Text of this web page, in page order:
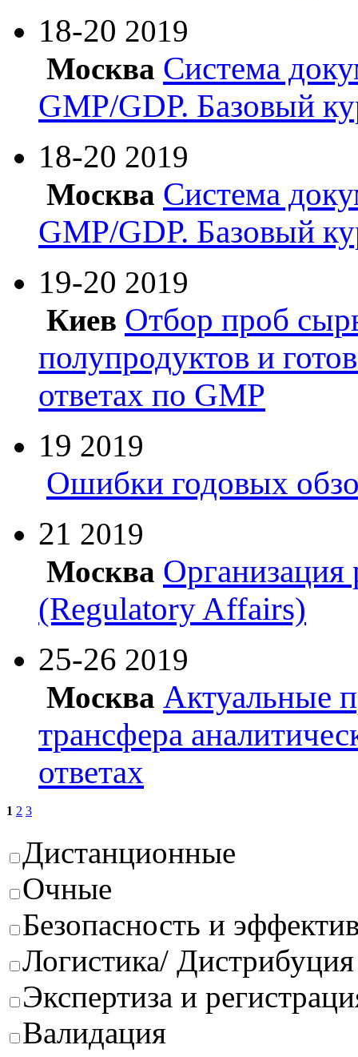
18-20 2019
Москва Система
GMP/GDP. Базовый
18-20 2019
Москва Система
GMP/GDP. Базовый
19-20 2019
Киев Отбор проб
полупродуктов и
ответах по GMP
19 2019
Ошибки годовых
21 2019
Москва Организация
(Regulatory Affairs)
25-26 2019
Москва Актуальные
трансфера
ответах
1 2 3
Дистанционные
Очные
Безопасность и
Логистика/
Экспертиза и
Валидация